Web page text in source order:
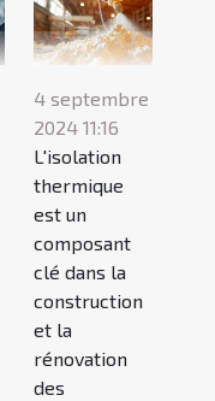
4 septembre
2024 11:16
L'isolation
thermique
est un
composant
clé dans la
construction
et la
rénovation
des